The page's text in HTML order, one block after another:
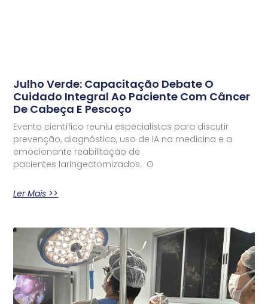
Julho Verde: Capacitação Debate O
Cuidado Integral Ao Paciente Com Câncer
De Cabeça E Pescoço
Evento científico reuniu especialistas para discutir
prevenção, diagnóstico, uso de IA na medicina e a
emocionante reabilitação de
pacientes laringectomizados. O
Ler Mais >>